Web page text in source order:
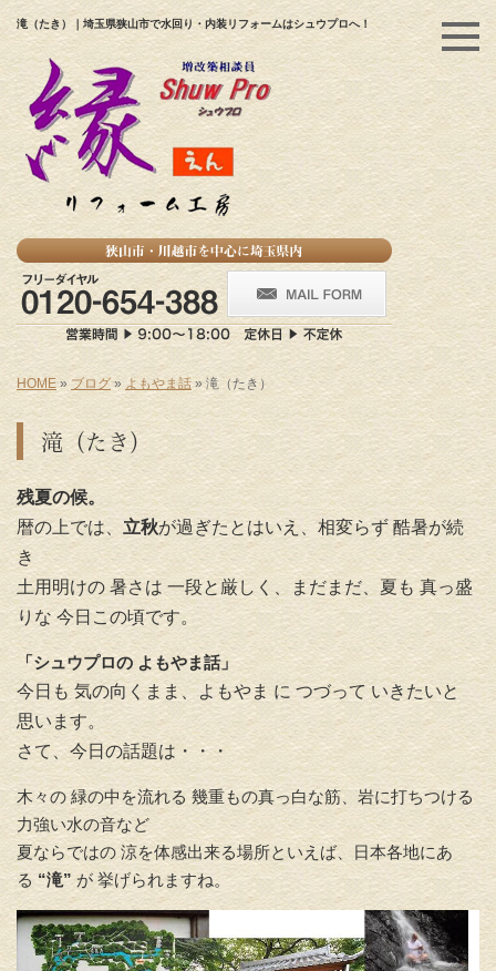
滝（たき）｜埼玉県狭山市で水回り・内装リフォームはシュウプロへ！
HOME » ブログ» よもやま話 » 滝（たき）
滝（たき）
残夏の候。
暦の上では、 立秋が過ぎたとはいえ、相変らず 酷暑が続
き
土用明けの 暑さは 一段と厳しく、まだまだ、夏も 真っ盛
りな 今日この頃です。
「シュウプロの よもやま話」
今日も 気の向くまま、よもやま に つづって いきたいと
思います。
さて、今日の話題は・・・
木々の 緑の中を流れる 幾重もの真っ白な筋、岩に打ちつける
力強い水の音など
夏ならではの 涼を体感出来る場所といえば、日本各地にあ
る “滝” が 挙げられますね。